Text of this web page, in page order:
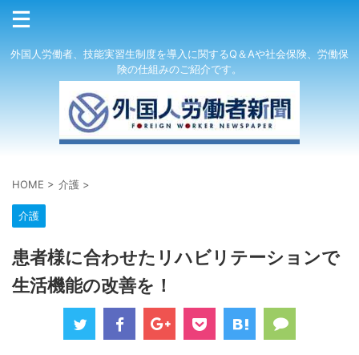
外国人労働者、技能実習生制度を導入に関するQ＆Aや社会保険、労働保
険の仕組みのご紹介です。
HOME > 介護 >
介護
患者様に合わせたリハビリテーションで
生活機能の改善を！